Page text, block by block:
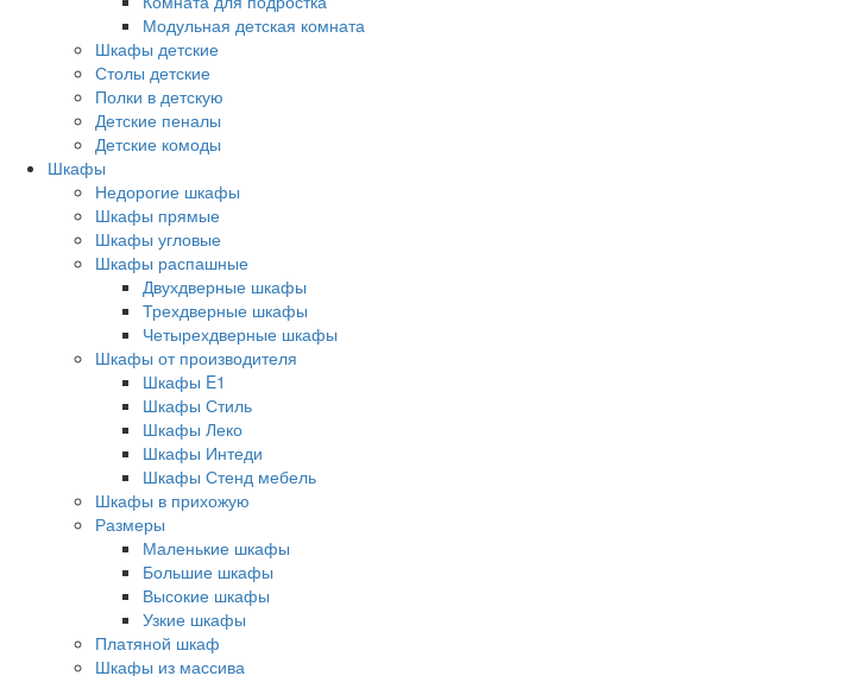
Модульная детская комната
Шкафы детские
Столы детские
Полки в детскую
Детские пеналы
Детские комоды
Шкафы
Недорогие шкафы
Шкафы прямые
Шкафы угловые
Шкафы распашные
Двухдверные шкафы
Трехдверные шкафы
Четырехдверные шкафы
Шкафы от производителя
Шкафы E1
Шкафы Стиль
Шкафы Леко
Шкафы Интеди
Шкафы Стенд мебель
Шкафы в прихожую
Размеры
Маленькие шкафы
Большие шкафы
Высокие шкафы
Узкие шкафы
Платяной шкаф
Шкафы из массива